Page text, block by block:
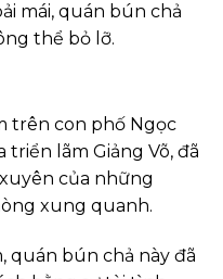
mái, quán bún chả
thể bỏ lỡ.
trên con phố Ngọc
triển lãm Giảng Võ, đã
của những
xung quanh.
quán bún chả này đã